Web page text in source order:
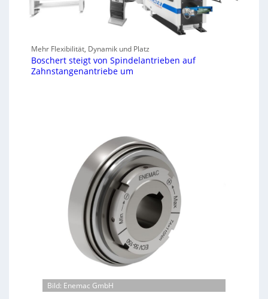
Mehr Flexibilität, Dynamik und Platz
Boschert steigt von Spindelantrieben auf
Zahnstangenantriebe um
Bild: Enemac GmbH